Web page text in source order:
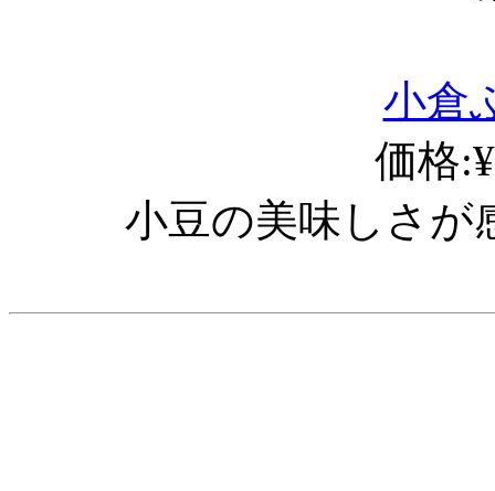
小倉
価格
小豆の美味しさが